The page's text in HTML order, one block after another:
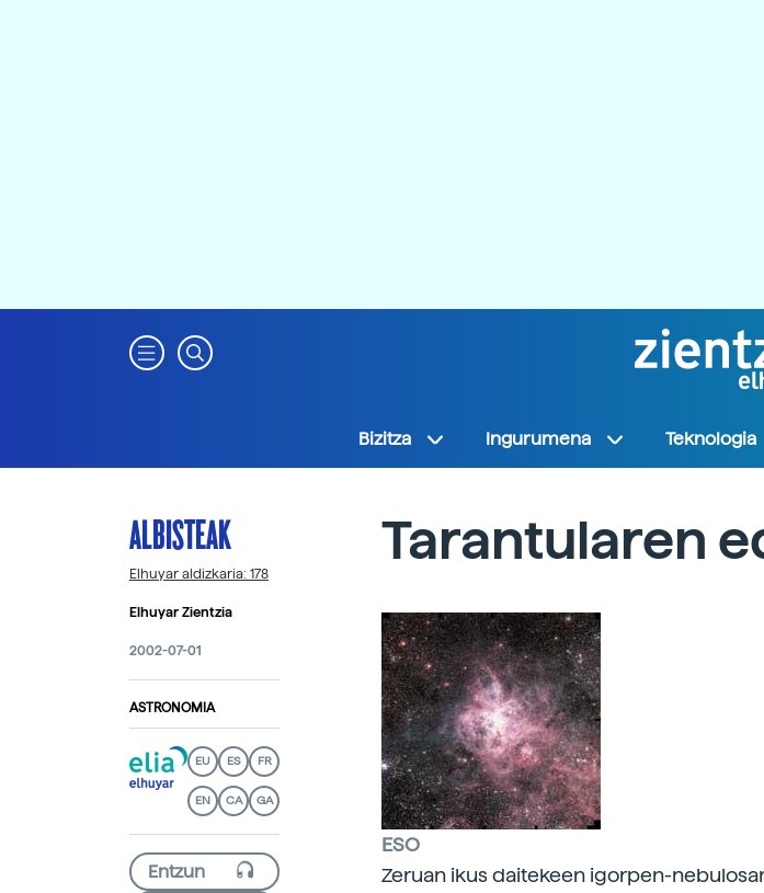
Bizitza Ingurumena Teknologia
ALBISTEAK
Elhuyar aldizkaria: 178
Elhuyar Zientzia
2002-07-01
ASTRONOMIA
EU ES FR
EN CA GA
Tarantularen
ESO
Zeruan ikus daitekeen igorpen-